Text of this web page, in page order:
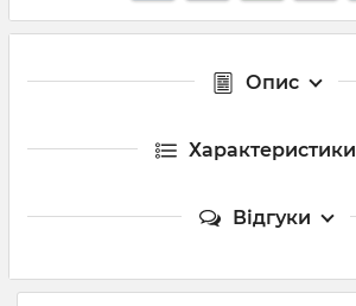
Опис
Характеристики
Відгуки